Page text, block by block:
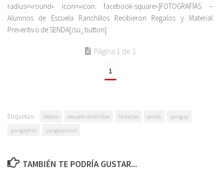
radius=»round» icon=»icon: facebook-square»]FOTOGRAFÍAS –
Alumnos de Escuela Ranchillos Recibieron Regalos y Material
Preventivo de SENDA[/su_button]
Página 1 de 1
1
Etiquetas: dideco escuela ranchillos Noticias senda
yungay
yungayino
yungayino.cl
TAMBIÉN TE PODRÍA GUSTAR...